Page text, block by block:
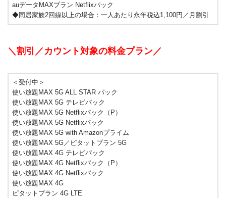
auデータMAXプラン Netflixパック
◆同居家族2回線以上の場合：一人あたり永年税込1,100円／月割引
＼割引／カウント対象の料金プラン／
＜受付中＞
使い放題MAX 5G ALL STAR パック
使い放題MAX 5G テレビパック
使い放題MAX 5G Netflixパック（P）
使い放題MAX 5G Netflixパック
使い放題MAX 5G with Amazonプライム
使い放題MAX 5G／ピタットプラン 5G
使い放題MAX 4G テレビパック
使い放題MAX 4G Netflixパック（P）
使い放題MAX 4G Netflixパック
使い放題MAX 4G
ピタットプラン 4G LTE